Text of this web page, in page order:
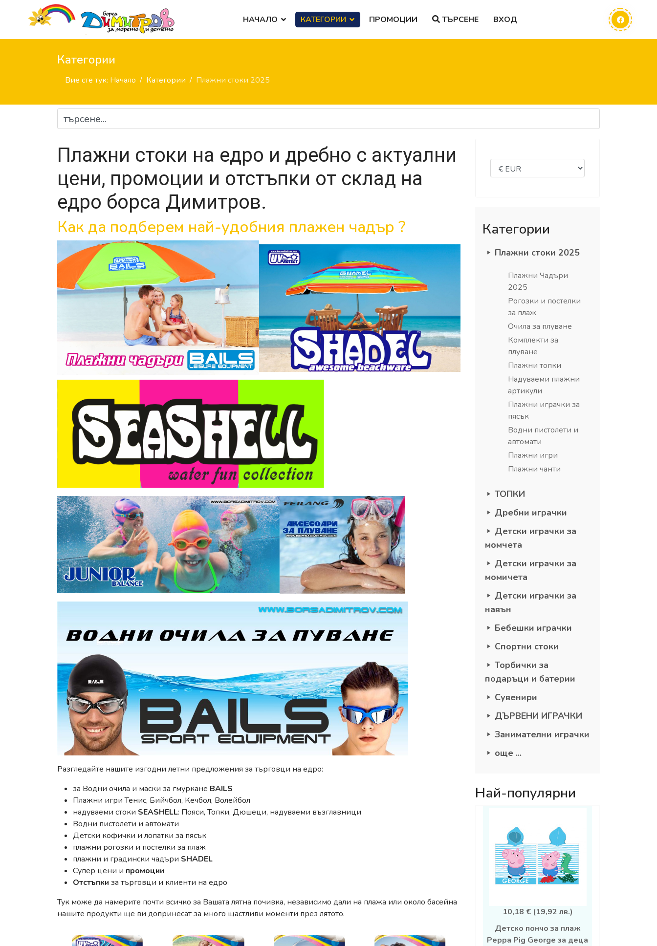
НАЧАЛО КАТЕГОРИИ ПРОМОЦИИ ТЪРСЕНЕ ВХОД
Категории
Вие сте тук: Начало Категории Плажни стоки 2025
Плажни стоки на едро и дребно с актуални
цени, промоции и отстъпки от склад на
едро борса Димитров.
Как да подберем най-удобния плажен чадър ?
Разгледайте нашите изгодни летни предложения за търговци на едро:
за Водни очила и маски за гмуркане BAILS
Плажни игри Тенис, Бийчбол, Кечбол, Волейбол
надуваеми стоки SEASHELL: Пояси, Топки, Дюшеци, надуваеми възглавници
Водни пистолети и автомати
Детски кофички и лопатки за пясък
плажни рогозки и постелки за плаж
плажни и градински чадъри SHADEL
Супер цени и промоции
Отстъпки за търговци и клиенти на едро
Тук може да намерите почти всичко за Вашата лятна почивка, независимо дали на плажа или около басейна
нашите продукти ще ви допринесат за много щастливи моменти през лятото.
Категории
Плажни стоки 2025
Плажни Чадъри
2025
Рогозки и постелки
за плаж
Очила за плуване
Комплекти за
плуване
Плажни топки
Надуваеми плажни
артикули
Плажни играчки за
пясък
Водни пистолети и
автомати
Плажни игри
Плажни чанти
ТОПКИ
Дребни играчки
Детски играчки за
момчета
Детски играчки за
момичета
Детски играчки за
навън
Бебешки играчки
Спортни стоки
Торбички за
подаръци и батерии
Сувенири
ДЪРВЕНИ ИГРАЧКИ
Занимателни играчки
още ...
Най-популярни
10,18 € (19,92 лв.)
Детско пончо за плаж
Peppa Pig George за деца